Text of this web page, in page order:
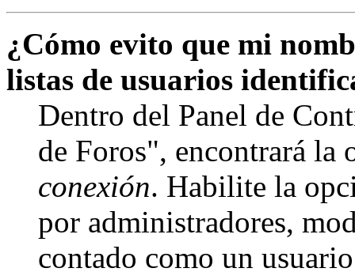
¿Cómo evito que mi
listas de usuarios
Dentro del Panel de
de Foros", encontrará la
conexión. Habilite la
por administradores,
contado como un